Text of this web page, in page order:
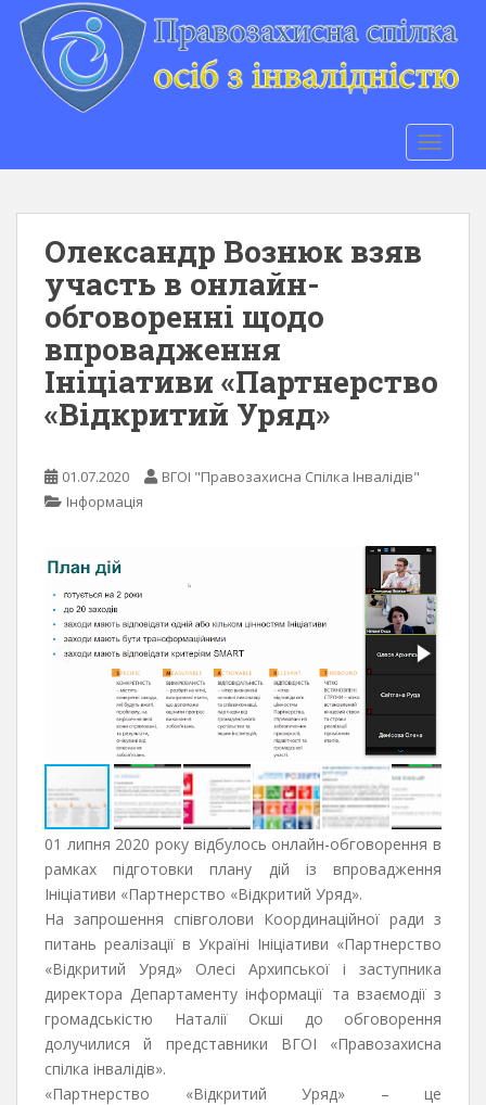
Олександр Вознюк взяв
участь в онлайн-
обговоренні щодо
впровадження
Ініціативи «Партнерство
«Відкритий Уряд»
01.07.2020
ВГОІ "Правозахисна Спілка Інвалідів"
Інформація
01 липня 2020 року відбулось онлайн-обговорення в
рамках підготовки плану дій із впровадження
Ініціативи «Партнерство «Відкритий Уряд».
На запрошення співголови Координаційної ради з
питань реалізації в Україні Ініціативи «Партнерство
«Відкритий Уряд» Олесі Архипської і заступника
директора Департаменту інформації та взаємодії з
громадськістю Наталії Окші до обговорення
долучилися й представники ВГОІ «Правозахисна
спілка інвалідів».
«Партнерство «Відкритий Уряд» – це